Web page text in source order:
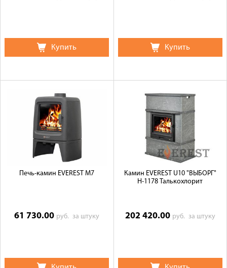
Купить Купить
Печь-камин EVEREST M7
61 730.00 руб.за штуку
Камин EVEREST U10 "ВЫБОРГ"
Н-1178 Талькохлорит
202 420.00 руб. за штуку